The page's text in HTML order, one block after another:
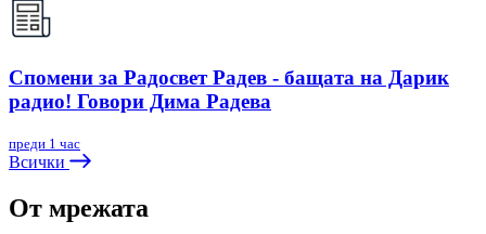
Спомени за Радосвет Радев - бащата на Дарик
радио! Говори Дима Радева
преди 1 час
Всички
От мрежата